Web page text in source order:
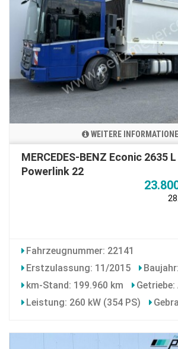
WEITERE
MERCEDES-BENZ Econic 2635
Powerlink 22
Fahrzeugnummer: 22141
Erstzulassung: 11/2015
km-Stand: 199.960 km
Leistung: 260 kW (354 PS)